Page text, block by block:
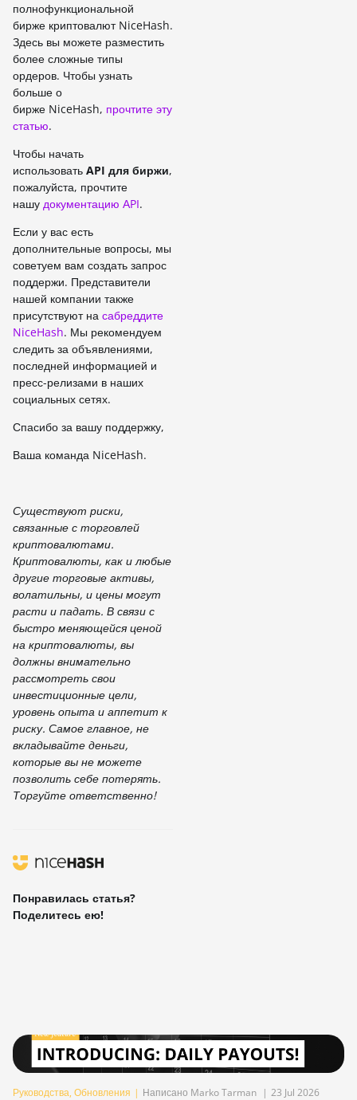
полнофункциональной
бирже криптовалют NiceHash.
Здесь вы можете разместить
более сложные типы
ордеров. Чтобы узнать
больше о
бирже NiceHash, прочтите эту
статью.
Чтобы начать
использовать API для биржи,
пожалуйста, прочтите
нашу документацию АPI.
Если у вас есть
дополнительные вопросы, мы
советуем вам создать запрос
поддержи. Представители
нашей компании также
присутствуют на сабреддите
NiceHash. Мы рекомендуем
следить за объявлениями,
последней информацией и
пресс-релизами в наших
социальных сетях.
Спасибо за вашу поддержку,
Ваша команда NiceHash.
Существуют риски,
связанные с торговлей
криптовалютами.
Криптовалюты, как и любые
другие торговые активы,
волатильны, и цены могут
расти и падать. В связи с
быстро меняющейся ценой
на криптовалюты, вы
должны внимательно
рассмотреть свои
инвестиционные цели,
уровень опыта и аппетит к
риску. Самое главное, не
вкладывайте деньги,
которые вы не можете
позволить себе потерять.
Торгуйте ответственно!
Понравилась статья?
Поделитесь ею!
Руководства, Обновления | Написано Marko Tarman | 23 Jul 2026